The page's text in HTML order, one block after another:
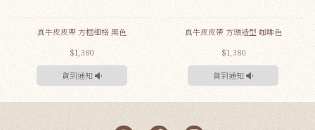
真牛皮皮帶 方框細格 黑色
$1,380
貨到通知
真牛皮皮帶 方頭造型 咖啡色
$1,380
貨到通知